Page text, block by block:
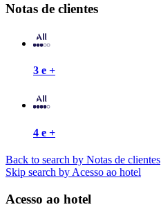
Notas de clientes
3 e +
4 e +
Back to search by Notas de clientes
Skip search by Acesso ao hotel
Acesso ao hotel